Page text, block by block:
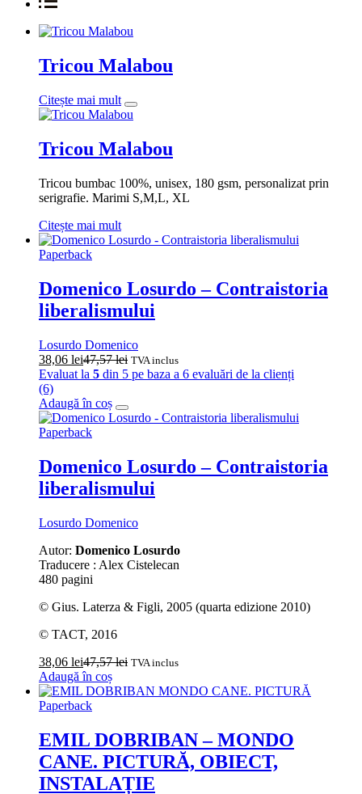
Tricou Malabou
Citește mai mult
Tricou Malabou
Tricou bumbac 100%, unisex, 180 gsm, personalizat prin
serigrafie. Marimi S,M,L, XL
Citește mai mult
Paperback
Domenico Losurdo – Contraistoria
liberalismului
Losurdo Domenico
38,06 lei47,57lei TVA inclus
Evaluat la 5 din 5 pe baza a 6 evaluări de la clienți
(6)
Adaugă în coș
Paperback
Domenico Losurdo – Contraistoria
liberalismului
Losurdo Domenico
Autor: Domenico Losurdo
Traducere : Alex Cistelecan
480 pagini
© Gius. Laterza & Figli, 2005 (quarta edizione 2010)
© TACT, 2016
38,06 lei47,57lei TVA inclus
Adaugă în coș
Paperback
EMIL DOBRIBAN – MONDO
CANE. PICTURĂ, OBIECT,
INSTALAȚIE